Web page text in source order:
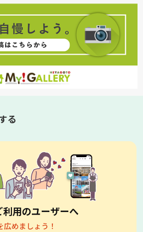
る
用のユーザーへ
めましょう！